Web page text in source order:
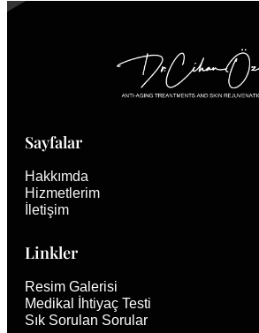
Sayfalar
Hakkımda
Hizmetlerim
İletişim
Linkler
Resim Galerisi
Medikal İhtiyaç Testi
Sık Sorulan Sorular